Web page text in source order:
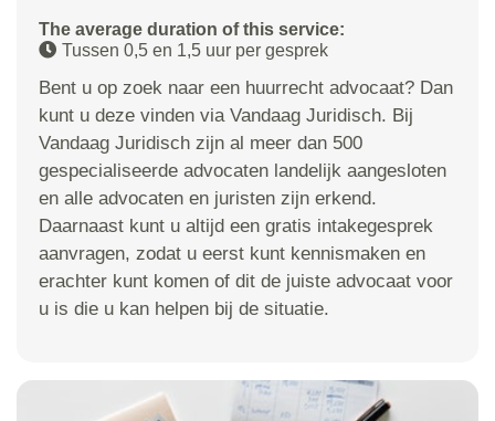
The average duration of this service:
Tussen 0,5 en 1,5 uur per gesprek
Bent u op zoek naar een huurrecht advocaat? Dan
kunt u deze vinden via Vandaag Juridisch. Bij
Vandaag Juridisch zijn al meer dan 500
gespecialiseerde advocaten landelijk aangesloten
en alle advocaten en juristen zijn erkend.
Daarnaast kunt u altijd een gratis intakegesprek
aanvragen, zodat u eerst kunt kennismaken en
erachter kunt komen of dit de juiste advocaat voor
u is die u kan helpen bij de situatie.